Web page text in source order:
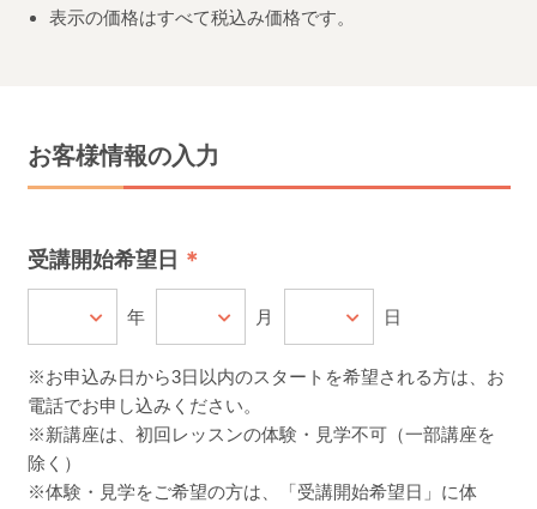
表示の価格はすべて税込み価格です。
お客様情報の入力
受講開始希望日
年 月 日
※お申込み日から3日以内のスタートを希望される方は、お
電話でお申し込みください。
※新講座は、初回レッスンの体験・見学不可（一部講座を
除く）
※体験・見学をご希望の方は、「受講開始希望日」に体